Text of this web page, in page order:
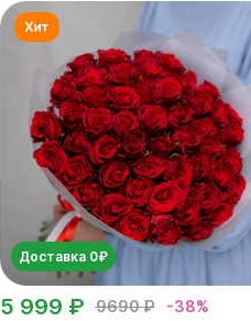
Доставка 0₽
9690 ₽ -38%
5 999 ₽